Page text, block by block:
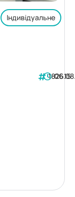
Індивідуальне
182615